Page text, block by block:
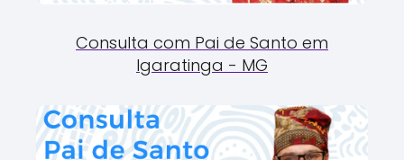
Consulta com Pai de Santo em
Igaratinga - MG